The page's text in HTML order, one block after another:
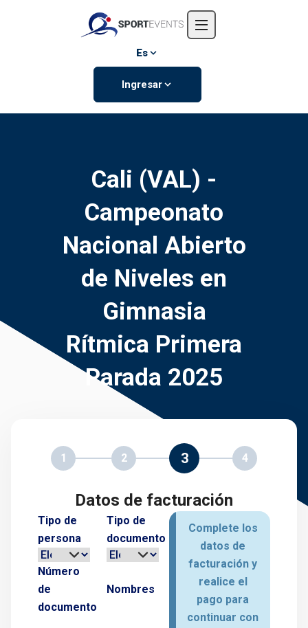
Eventos
Es
Ingresar
Cali (VAL) -
Campeonato
Nacional Abierto
de Niveles en
Gimnasia
Rítmica Primera
Parada 2025
1 2 3 4
Datos de facturación
Tipo de
persona
Tipo de
documento
Número
de
documento
Nombres
Complete los
datos de
facturación y
realice el
pago para
continuar con